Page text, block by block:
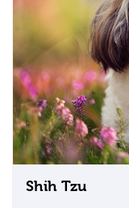
Shih Tzu